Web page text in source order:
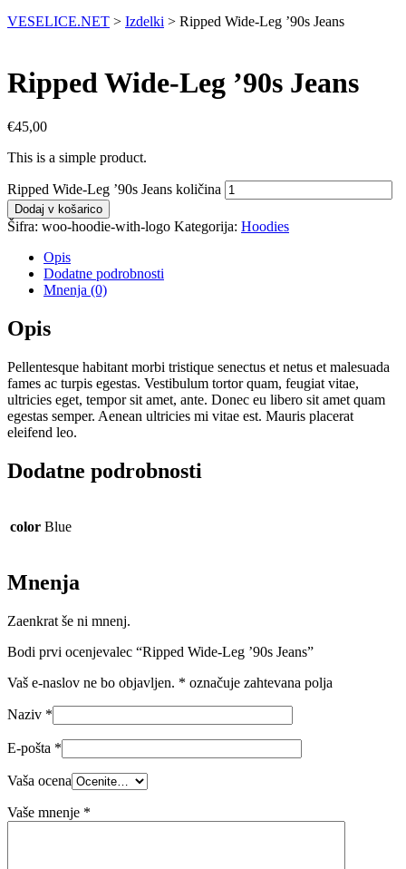
VESELICE.NET > Izdelki > Ripped Wide-Leg ’90s Jeans
Ripped Wide-Leg ’90s Jeans
€45,00
This is a simple product.
Ripped Wide-Leg ’90s Jeans količina
Dodaj v košarico
Šifra: woo-hoodie-with-logo Kategorija: Hoodies
Opis
Dodatne podrobnosti
Mnenja (0)
Opis
Pellentesque habitant morbi tristique senectus et netus et malesuada
fames ac turpis egestas. Vestibulum tortor quam, feugiat vitae,
ultricies eget, tempor sit amet, ante. Donec eu libero sit amet quam
egestas semper. Aenean ultricies mi vitae est. Mauris placerat
eleifend leo.
Dodatne podrobnosti
color Blue
Mnenja
Zaenkrat še ni mnenj.
Bodi prvi ocenjevalec “Ripped Wide-Leg ’90s Jeans”
Vaš e-naslov ne bo objavljen. * označuje zahtevana polja
Naziv *
E-pošta *
Vaša ocena
Vaše mnenje *